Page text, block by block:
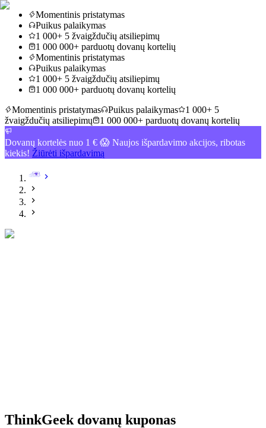
Momentinis pristatymas
Puikus palaikymas
1 000+ 5 žvaigždučių atsiliepimų
1 000 000+ parduotų dovanų kortelių
Momentinis pristatymas
Puikus palaikymas
1 000+ 5 žvaigždučių atsiliepimų
1 000 000+ parduotų dovanų kortelių
Momentinis pristatymas
Puikus palaikymas
1 000+ 5
žvaigždučių atsiliepimų
1 000 000+ parduotų dovanų kortelių
Dovanų kortelės nuo 1 € 😱 Naujos išpardavimo akcijos, ribotas
kiekis! Žiūrėti išpardavimą
ThinkGeek dovanų kuponas